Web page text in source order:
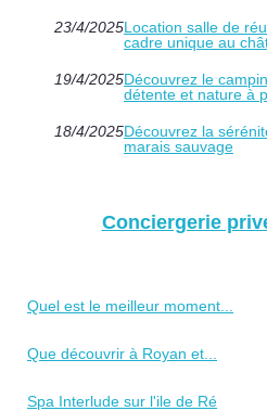
23/4/2025Location salle de
cadre unique au
19/4/2025Découvrez le
détente et nature à
18/4/2025Découvrez la
marais sauvage
Conciergerie
Quel est le meilleur moment...
Que découvrir à Royan et...
Spa Interlude sur l'ile de Ré